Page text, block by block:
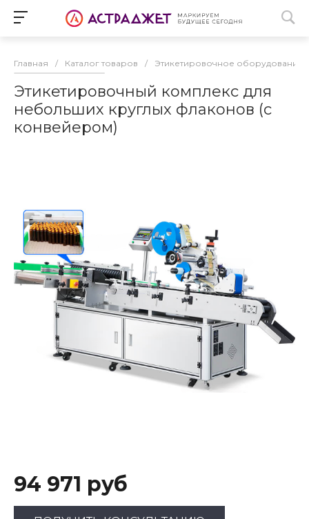
Главная / Каталог товаров / Этикетировочное оборудование
Этикетировочный комплекс для
небольших круглых флаконов (с
конвейером)
94 971 руб